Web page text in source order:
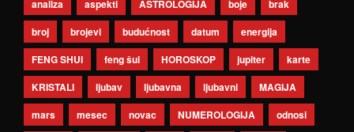
analiza aspekti ASTROLOGIJA boje
brak
broj
brojevi budućnost datum
energija
FENG SHUI
feng šui HOROSKOP jupiter
karte
KRISTALI
ljubav ljubavna ljubavni
MAGIJA
mars
mesec novac NUMEROLOGIJA
odnosi